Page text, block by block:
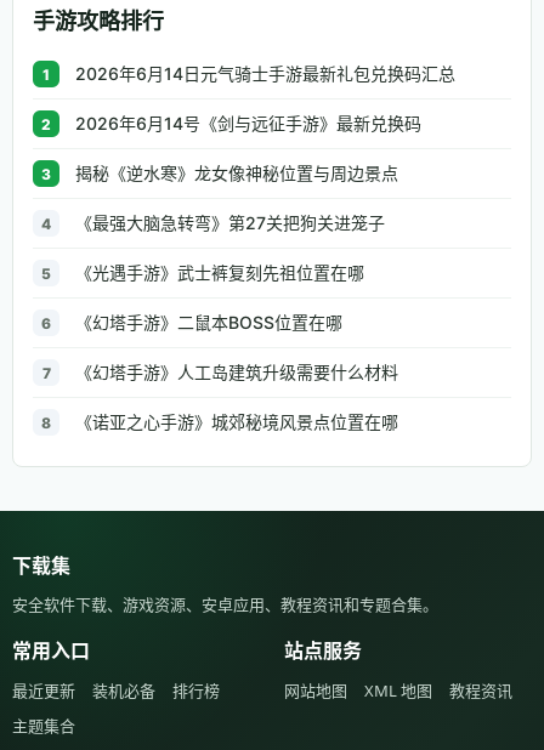
手游攻略排行
1 2026年6月14日元气骑士手游最新礼包兑换码汇总
2 2026年6月14号《剑与远征手游》最新兑换码
3 揭秘《逆水寒》龙女像神秘位置与周边景点
4 《最强大脑急转弯》第27关把狗关进笼子
5 《光遇手游》武士裤复刻先祖位置在哪
6 《幻塔手游》二鼠本BOSS位置在哪
7 《幻塔手游》人工岛建筑升级需要什么材料
8 《诺亚之心手游》城郊秘境风景点位置在哪
下载集
安全软件下载、游戏资源、安卓应用、教程资讯和专题合集。
常用入口
最近更新 装机必备
排行榜
主题集合
站点服务
网站地图 XML 地图 教程资讯